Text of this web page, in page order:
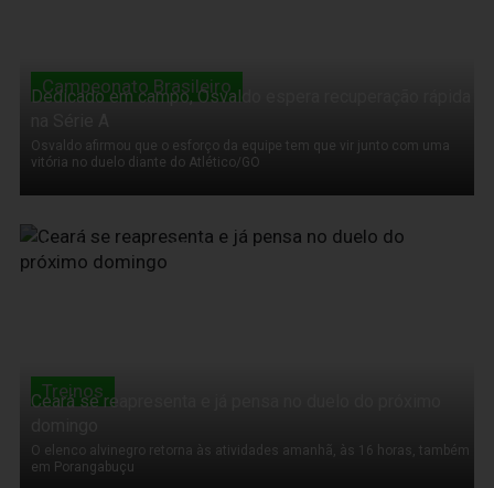
Campeonato Brasileiro
Dedicado em campo, Osvaldo espera recuperação rápida
Osvaldo afirmou que o esforço da equipe tem que vir junto com uma
vitória no duelo diante do Atlético/GO
08 de Setembro de 2011
Treinos
Ceará se reapresenta e já pensa no duelo do próximo
O elenco alvinegro retorna às atividades amanhã, às 16 horas, também
em Porangabuçu